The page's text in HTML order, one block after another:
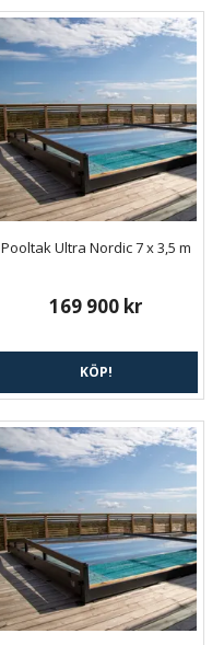
Pooltak Ultra Nordic 7 x 3,5 m
169 900 kr
KÖP!